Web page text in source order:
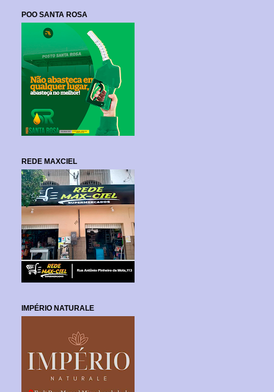
POO SANTA ROSA
REDE MAXCIEL
IMPÉRIO NATURALE